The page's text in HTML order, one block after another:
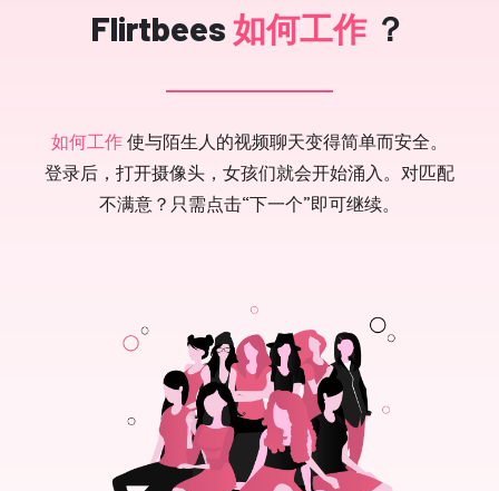
Flirtbees 如何工作 ？
如何工作 使与陌生人的视频聊天变得简单而安全。
登录后，打开摄像头，女孩们就会开始涌入。对匹配
不满意？只需点击“下一个”即可继续。